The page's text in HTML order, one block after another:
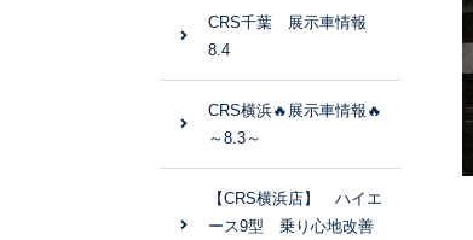
CRS千葉 展示車情報
8.4
CRS横浜🔥展示車情報🔥
～8.3～
【CRS横浜店】 ハイエ
ース9型 乗り心地改善